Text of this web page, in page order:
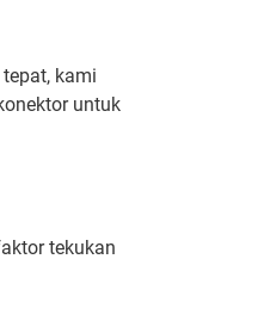
kami
untuk
tekukan